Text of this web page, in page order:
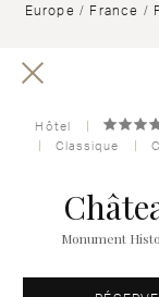
Europe / France /
Hôtel
Classique
Monument